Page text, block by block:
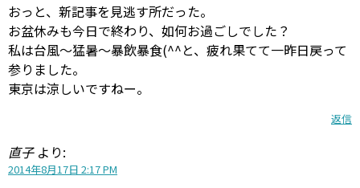
おっと、新記事を見逃す所だった。
お盆休みも今日で終わり、如何お過ごしでした？
私は台風〜猛暑〜暴飲暴食(^^と、疲れ果てて一昨日戻って
参りました。
東京は涼しいですねー。
返信
直子 より:
2014年8月17日 2:17 PM